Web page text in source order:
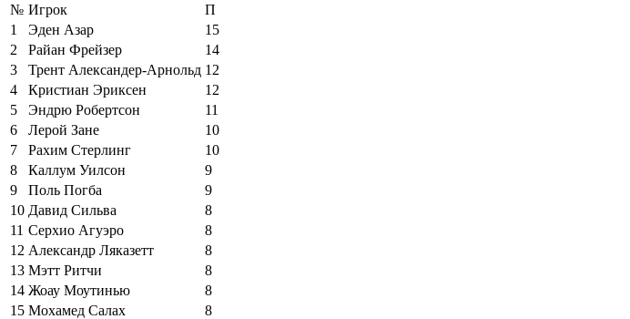
№ Игрок
П
1
Эден Азар
15
2
Райан Фрейзер
14
3
Трент Александер-Арнольд 12
4
Кристиан Эриксен
12
5
Эндрю Робертсон
11
6
Лерой Зане
10
7
Рахим Стерлинг
10
8
Каллум Уилсон
9
9
Поль Погба
9
10 Давид Сильва
8
11 Серхио Агуэро
8
12 Александр Ляказетт
8
13 Мэтт Ритчи
8
14 Жоау Моутинью
8
15 Мохамед Салах
8